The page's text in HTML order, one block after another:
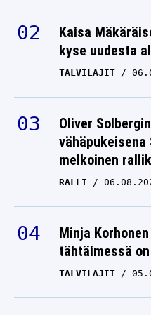
Kaisa
kyse uudesta
TALVILAJIT
Oliver
vähäpukeisena
melkoinen
RALLI
Minja
tähtäimessä
TALVILAJIT